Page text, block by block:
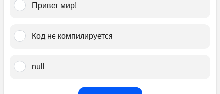
Привет мир!
Код не компилируется
null